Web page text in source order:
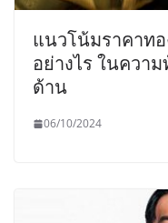
แนวโน้มราคาท
อย่างไร ในควา
ด้าน
06/10/2024